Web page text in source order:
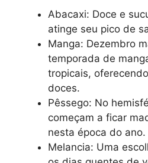
Abacaxi: Doce e
atinge seu pico de
Manga: Dezembro
temporada de
tropicais,
doces.
Pêssego: No
começam a ficar
nesta época do ano.
Melancia: Uma